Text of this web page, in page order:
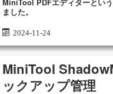
MiniTool PDFエディターとい
ました。
2024-11-24
MiniTool
ックアップ管理